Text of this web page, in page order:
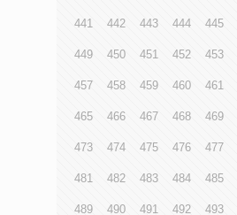
441 442 443 444 445
449 450 451 452 453
457 458 459 460 461
465 466 467 468 469
473 474 475 476 477
481 482 483 484 485
489 490 491 492 493